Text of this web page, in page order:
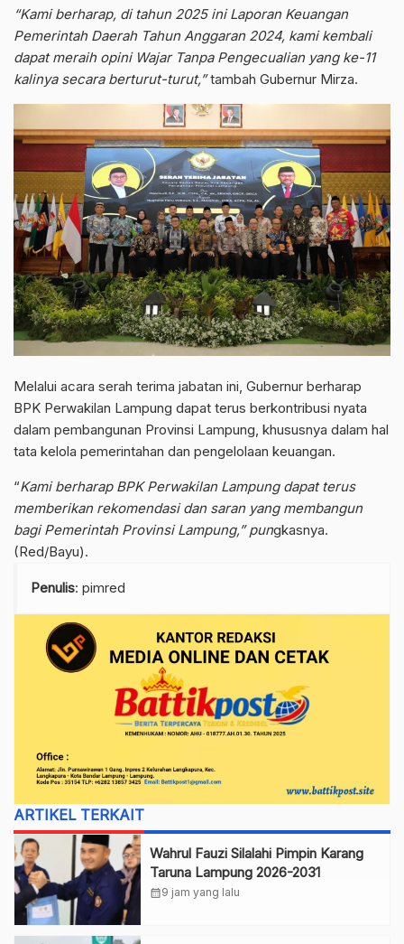
“Kami berharap, di tahun 2025 ini Laporan Keuangan
Pemerintah Daerah Tahun Anggaran 2024, kami kembali
dapat meraih opini Wajar Tanpa Pengecualian yang ke-11
kalinya secara berturut-turut,”tambah Gubernur Mirza.
Melalui acara serah terima jabatan ini, Gubernur berharap
BPK Perwakilan Lampung dapat terus berkontribusi nyata
dalam pembangunan Provinsi Lampung, khususnya dalam hal
tata kelola pemerintahan dan pengelolaan keuangan.
“Kami berharap BPK Perwakilan Lampung dapat terus
memberikan rekomendasi dan saran yang membangun
bagi Pemerintah Provinsi Lampung,” pungkasnya.
(Red/Bayu).
Penulis: pimred
ARTIKEL TERKAIT
Wahrul Fauzi Silalahi Pimpin Karang
Taruna Lampung 2026-2031
calendar_month9 jam yang lalu